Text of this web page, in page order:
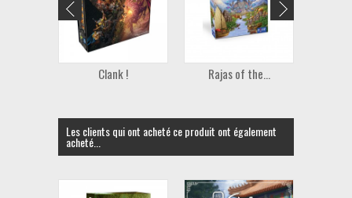
Clank ! Rajas of the...
Les clients qui ont acheté ce produit ont également
acheté...